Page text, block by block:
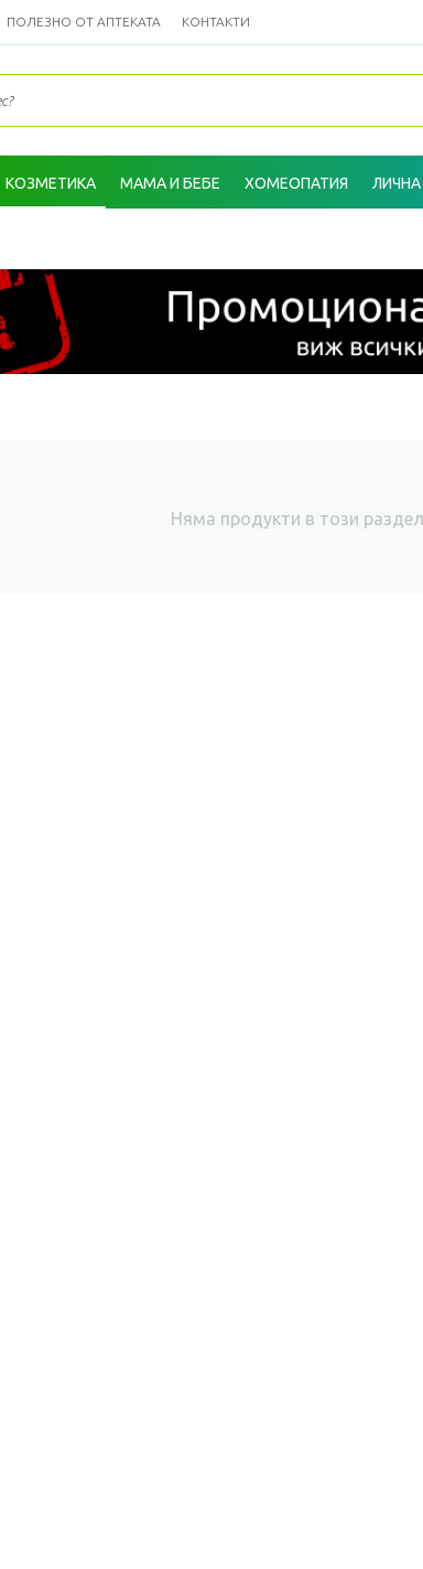
ПОЛЕЗНО ОТ АПТЕКАТА КОНТАКТИ
КОЗМЕТИКА МАМА И БЕБЕ ХОМЕОПАТИЯ
Няма продукти в този раздел